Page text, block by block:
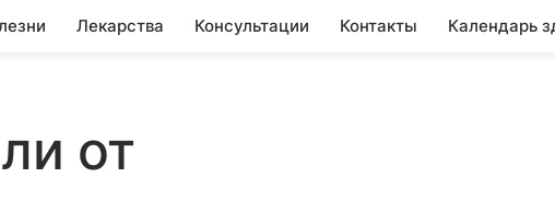
Лекарства Консультации Контакты Календарь
от